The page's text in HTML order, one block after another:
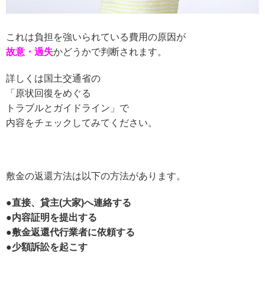
これは負担を強いられている費用の原因が
故意・過失かどうかで判断されます。
詳しくは国土交通省の
「原状回復をめぐる
トラブルとガイドライン」で
内容をチェックしてみてください。
敷金の返還方法は以下の方法があります。
●直接、貸主(大家)へ連絡する
●内容証明を提出する
●敷金返還代行業者に依頼する
●少額訴訟を起こす